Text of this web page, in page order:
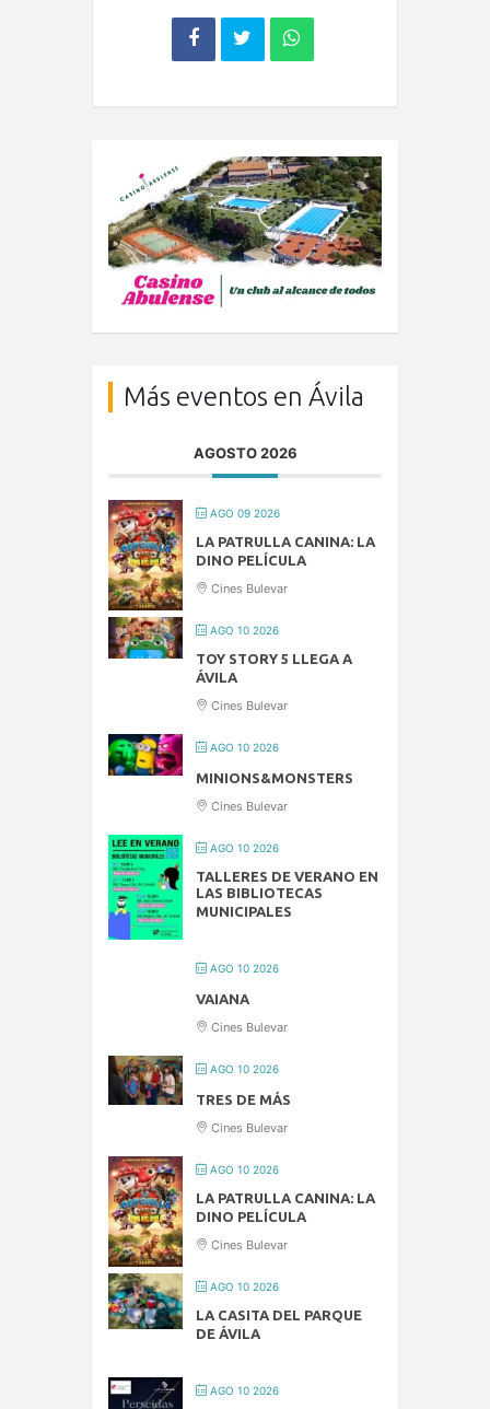
Más eventos en Ávila
AGOSTO 2026
AGO 09 2026
LA PATRULLA CANINA: LA
DINO PELÍCULA
Cines Bulevar
AGO 10 2026
TOY STORY 5 LLEGA A
ÁVILA
Cines Bulevar
AGO 10 2026
MINIONS&MONSTERS
Cines Bulevar
AGO 10 2026
TALLERES DE VERANO EN
LAS BIBLIOTECAS
MUNICIPALES
AGO 10 2026
VAIANA
Cines Bulevar
AGO 10 2026
TRES DE MÁS
Cines Bulevar
AGO 10 2026
LA PATRULLA CANINA: LA
DINO PELÍCULA
Cines Bulevar
AGO 10 2026
LA CASITA DEL PARQUE
DE ÁVILA
AGO 10 2026